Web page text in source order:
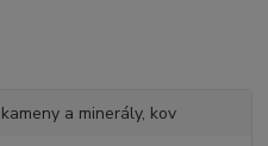
kameny a minerály, kov